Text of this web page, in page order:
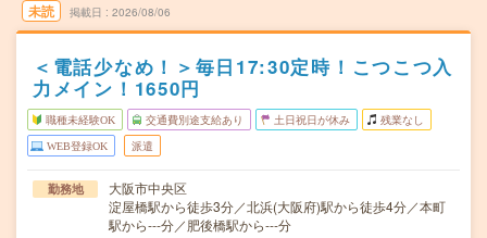
未読 掲載日 2026/08/06
＜電話少なめ！＞毎日17:30定時！こつこつ入
力メイン！1650円
職種未経験OK 交通費別途支給あり 土日祝日が休み 残業なし
WEB登録OK 派遣
勤務地
大阪市中央区
淀屋橋駅から徒歩3分／北浜(大阪府)駅から徒歩4分／本町
駅から---分／肥後橋駅から---分